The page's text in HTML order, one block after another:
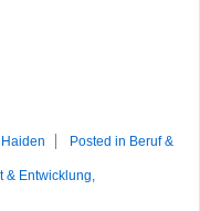
Posted in Beruf &
& Entwicklung,